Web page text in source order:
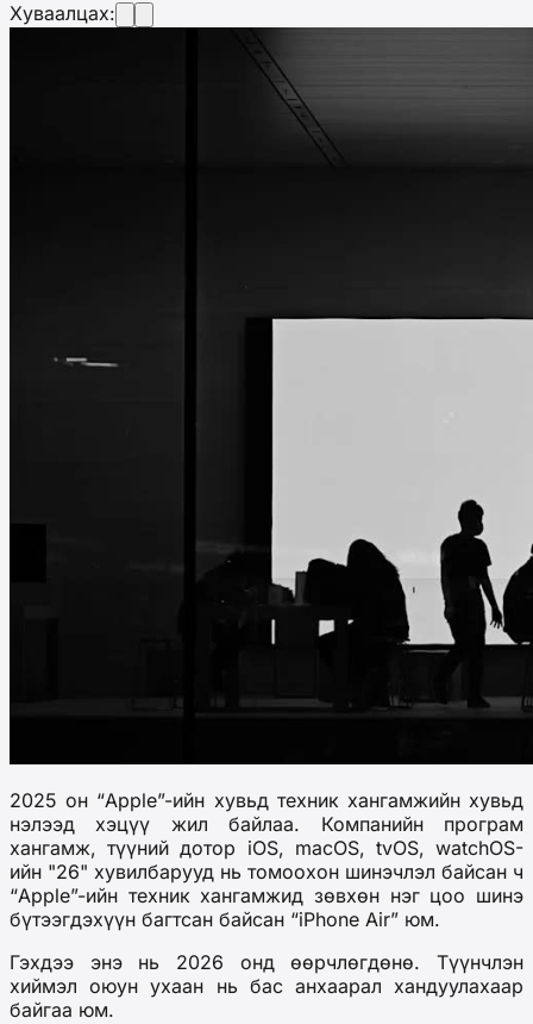
Хуваалцах:
2025 он “Apple”-ийн хувьд техник хангамжийнхувьд
нэлээд хэцүү жил байлаа. Компанийн програм
хангамж, түүний дотор iOS, macOS, tvOS, watchOS-
ийн "26" хувилбарууд нь томоохон шинэчлэл байсан ч
“Apple”-ийн техник хангамжид зөвхөн нэг цоо шинэ
бүтээгдэхүүн багтсан байсан “iPhone Air” юм.
Гэхдээ энэ нь 2026 онд өөрчлөгдөнө. Түүнчлэн
хиймэл оюун ухаан нь бас анхаарал хандуулахаар
байгаа юм.